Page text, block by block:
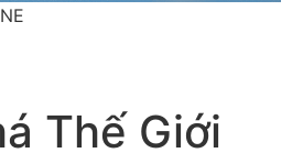
Thế Giới